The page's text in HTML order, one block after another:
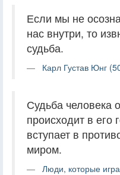
Если мы не
нас внутри, то
судьба.
Карл Густав Юнг
Судьба человека
происходит в его
вступает в
миром.
Люди, которые